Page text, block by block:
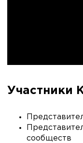
Участники
сообществ